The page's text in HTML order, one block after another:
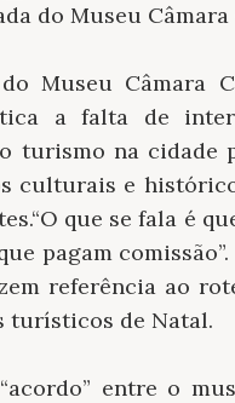
do Museu
Museu Câmara
a falta de
turismo na cidade
culturais e
que se fala é
pagam
referência ao
turísticos de Natal.
entre o